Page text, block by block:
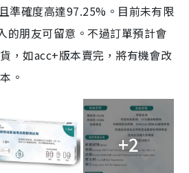
準確度高達97.25%。目前未有限
的朋友可留意。不過訂單預計會
，如acc+版本賣完，將有機會改
。
+2